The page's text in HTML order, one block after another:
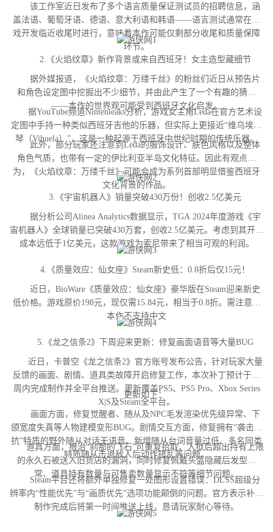
该工作室近日发布了多个语言质量保证测试员的招聘信息，涵
盖法语、葡萄牙语、德语、意大利语和韩语——语言测试通常在游
戏开发临近收尾时进行，意味着本作可能仅剩部分收尾和质量保障
环节。
2.《火焰纹章》新作背景或来自西班牙！女主造型藏细节
据外媒报道，《火焰纹章：万缕千丝》的粉丝们近日从预告片
和角色设定图中挖掘出不少细节，并由此产生了一个有趣的猜测
——本作的世界观可能受到西班牙文化启发。
据YouTube频道Nintenleaks分析，游戏女主角Leda在官方艺术设
定图中手持一种类似西班牙吉他的乐器，但实际上更接近“维乌埃拉
琴（Vihuela）”，这是一种起源于西班牙中世纪时期的传统乐器。
此外，部分玩家还注意到Leda的服饰设计、肤色风格以及整体
角色气质，也带有一定的伊比利亚半岛文化特征。因此有观点认
为，《火焰纹章：万缕千丝》可能会成为系列首部明显借鉴西班牙
文化背景的作品。
3.《宇宙机器人》销量突破430万份！创收2.5亿美元
据分析公司Alinea Analytics数据显示，TGA 2024年度游戏《宇
宙机器人》全球销量已突破430万套，创收2.5亿美元。考虑到其开发
成本远低于1亿美元，这款游戏为索尼带来了相当可观的利润。
4.《质量效应：仙女座》Steam新史低：0.8折后仅15元！
近日，BioWare《质量效应：仙女座》豪华版在Steam迎来新史
低价格。游戏原价198元，现仅需15.84元，相当于0.8折。需注意，
本作不支持中文
5.《龙之信条2》下周迎来更新：修复画面语音等大量BUG
近日，卡普空《龙之信条2》官方账号发布公告，针对玩家大量
反馈的画面、剧情、道具类故障开启修复工作，本次补丁预计于下
周内完成制作并全平台推送。更新覆盖PS5、PS5 Pro、Xbox Series
X|S及Steam全平台。
更新如下：
画面方面，修复觉醒者、随从及NPC毛发渲染优先级异常、下
颌宽度失真等人物建模变形BUG。剧情交互方面，修复拥有“袭击对
抗”特质的野外随从对话无语音、新增随从台词音量过低、多名同类
特质随从击退敌人后动作错乱等问题。
道具方面，根治“刹那的飞石”可重复拾取、入狱后超出持有上限
的永久石被送入旧货店的漏洞，同时修复佩戴头盔隐藏后发型异
常、道具持有数量与可售卖数量显示不符等细节问题。
Steam平台还将额外单独修复一处图形设置错误：DLSS超级分
辨率内“性能优先”与“画质优先”选项功能颠倒的问题。官方表示补丁
制作完成后将第一时间推送上线，恳请玩家耐心等待。